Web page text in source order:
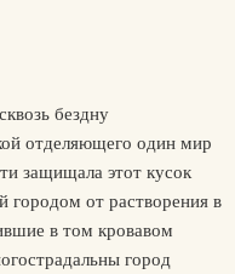
бездну
отделяющего один мир
защищала этот кусок
городом от растворения в
в том кровавом
город